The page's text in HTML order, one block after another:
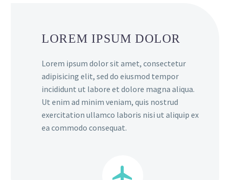
LOREM IPSUM DOLOR
Lorem ipsum dolor sit amet, consectetur
adipisicing elit, sed do eiusmod tempor
incididunt ut labore et dolore magna aliqua.
Ut enim ad minim veniam, quis nostrud
exercitation ullamco laboris nisi ut aliquip ex
ea commodo consequat.